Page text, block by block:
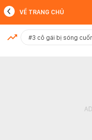
MỚI NHẤT
VỀ TRANG CHỦ
#3 cô gái bị sóng